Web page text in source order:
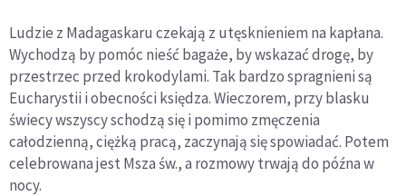
Ludzie z Madagaskaru czekają z utęsknieniem na kapłana.
Wychodzą by pomóc nieść bagaże, by wskazać drogę, by
przestrzec przed krokodylami. Tak bardzo spragnieni są
Eucharystii i obecności księdza. Wieczorem, przy blasku
świecy wszyscy schodzą się i pomimo zmęczenia
całodzienną, ciężką pracą, zaczynają się spowiadać. Potem
celebrowana jest Msza św., a rozmowy trwają do późna w
nocy.